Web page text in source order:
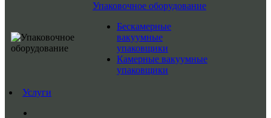
Упаковочное оборудование
Бескамерные
вакуумные
упаковщики
Камерные вакуумные
упаковщики
Услуги